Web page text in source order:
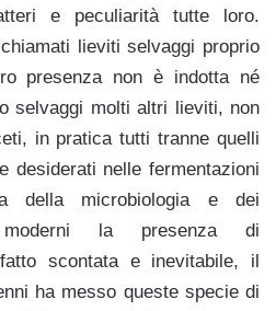
e peculiarità tutte loro.
lieviti selvaggi proprio
presenza non è indotta né
selvaggi molti altri lieviti, non
in pratica tutti tranne quelli
desiderati nelle fermentazioni
della microbiologia e dei
moderni la presenza di
scontata e inevitabile, il
ha messo queste specie di